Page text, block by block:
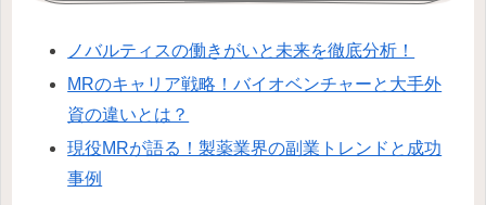
ノバルティスの働きがいと未来を徹底分析！
MRのキャリア戦略！バイオベンチャーと大手外
資の違いとは？
現役MRが語る！製薬業界の副業トレンドと成功
事例